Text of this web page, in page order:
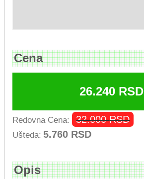
Cena
26.240 RSD
Redovna Cena: 32.000RSD
Ušteda: 5.760 RSD
Opis